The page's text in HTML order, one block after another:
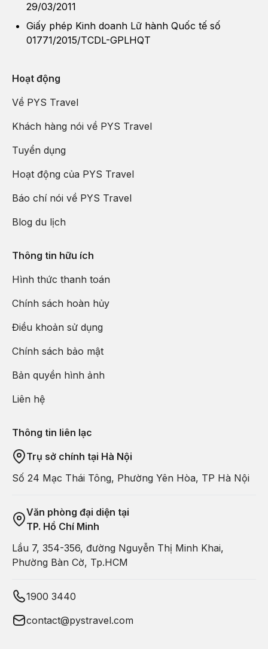
29/03/2011
Giấy phép Kinh doanh Lữ hành Quốc tế số
01771/2015/TCDL-GPLHQT
Hoạt động
Về PYS Travel
Khách hàng nói về PYS Travel
Tuyển dụng
Hoạt động của PYS Travel
Báo chí nói về PYS Travel
Blog du lịch
Thông tin hữu ích
Hình thức thanh toán
Chính sách hoàn hủy
Điều khoản sử dụng
Chính sách bảo mật
Bản quyền hình ảnh
Liên hệ
Thông tin liên lạc
Trụ sở chính tại Hà Nội
Số 24 Mạc Thái Tông, Phường Yên Hòa, TP Hà Nội
Văn phòng đại diện tại
TP. Hồ Chí Minh
Lầu 7, 354-356, đường Nguyễn Thị Minh Khai,
Phường Bàn Cờ, Tp.HCM
1900 3440
contact@pystravel.com